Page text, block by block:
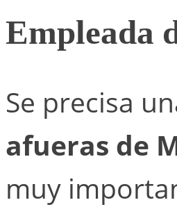
Empleada
Se precisa
afueras de
muy